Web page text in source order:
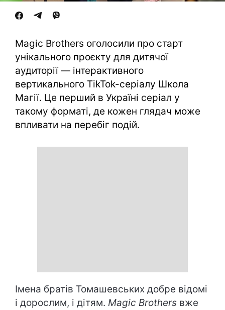
Magic Brothers оголосили про старт
унікального проєкту для дитячої
аудиторії — інтерактивного
вертикального TikTok-серіалу Школа
Магії. Це перший в Україні серіал у
такому форматі, де кожен глядач може
впливати на перебіг подій.
Імена братів Томашевських добре відомі
і дорослим, і дітям. Magic Brothers вже